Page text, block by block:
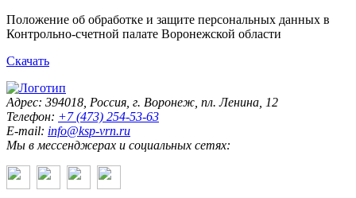
Положение об обработке и защите персональных данных в
Контрольно-счетной палате Воронежской области
Скачать
Адрес: 394018, Россия, г. Воронеж, пл. Ленина, 12
Телефон: +7 (473) 254-53-63
E-mail: info@ksp-vrn.ru
Мы в мессенджерах и социальных сетях: